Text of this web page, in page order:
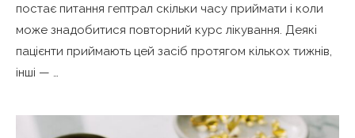
постає питання гептрал скільки часу приймати і коли
може знадобитися повторний курс лікування. Деякі
пацієнти приймають цей засіб протягом кількох тижнів,
інші — …